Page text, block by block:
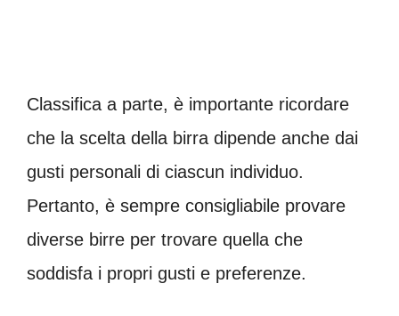
Classifica a parte, è importante ricordare
che la scelta della birra dipende anche dai
gusti personali di ciascun individuo.
Pertanto, è sempre consigliabile provare
diverse birre per trovare quella che
soddisfa i propri gusti e preferenze.